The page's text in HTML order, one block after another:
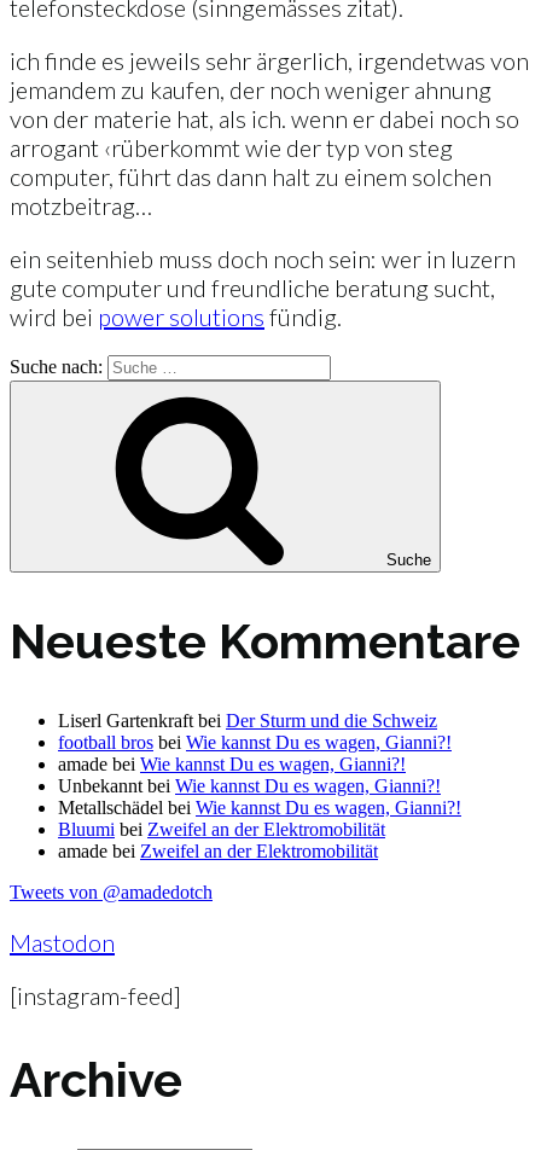
telefonsteckdose (sinngemässes zitat).
ich finde es jeweils sehr ärgerlich, irgendetwas von
jemandem zu kaufen, der noch weniger ahnung
von der materie hat, als ich. wenn er dabei noch so
arrogant ‹rüberkommt wie der typ von steg
computer, führt das dann halt zu einem solchen
motzbeitrag…
ein seitenhieb muss doch noch sein: wer in luzern
gute computer und freundliche beratung sucht,
wird bei power solutions fündig.
Suche nach:
Suche
Neueste Kommentare
Liserl Gartenkraft bei Der Sturm und die Schweiz
football bros bei Wie kannst Du es wagen, Gianni?!
amade bei Wie kannst Du es wagen, Gianni?!
Unbekannt bei Wie kannst Du es wagen, Gianni?!
Metallschädel bei Wie kannst Du es wagen, Gianni?!
Bluumi bei Zweifel an der Elektromobilität
amade bei Zweifel an der Elektromobilität
Tweets von @amadedotch
Mastodon
[instagram-feed]
Archive